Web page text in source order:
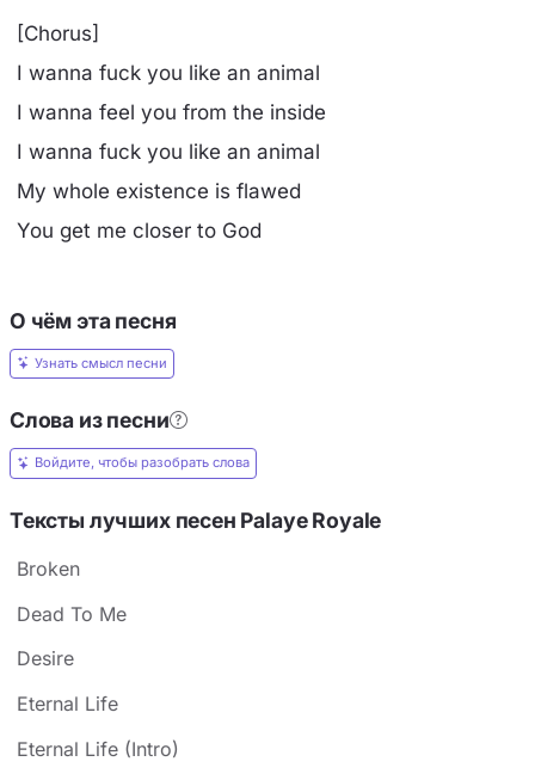
[Chorus]
I wanna fuck you like an animal
I wanna feel you from the inside
I wanna fuck you like an animal
My whole existence is flawed
You get me closer to God
О чём эта песня
Узнать смысл песни
Слова из песни
Войдите, чтобы разобрать слова
Тексты лучших песен Palaye Royale
Broken
Dead To Me
Desire
Eternal Life
Eternal Life (Intro)